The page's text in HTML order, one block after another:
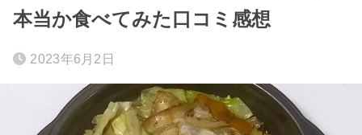
本当か食べてみた口コミ感想
2023年6月2日